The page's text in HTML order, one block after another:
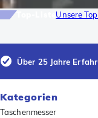
Unsere
Über 25 Jahre
Kategorien
Taschenmesser